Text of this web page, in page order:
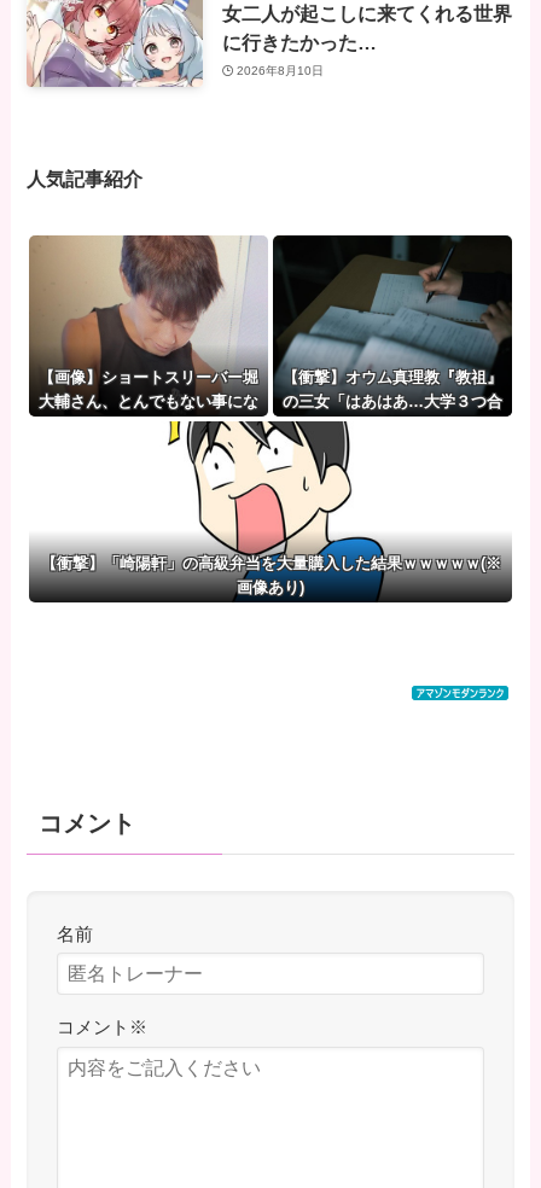
女二人が起こしに来てくれる世界
に行きたかった…
2026年8月10日
人気記事紹介
【画像】ショートスリーバー堀
大輔さん、とんでもない事にな
【衝撃】オウム真理教『教祖』
の三女「はあはあ…大学３つ合
格したぞ！！！」大学
「「「………」」」⇒！
【衝撃】「崎陽軒」の高級弁当を大量購入した結果ｗｗｗｗｗ(※
画像あり)
コメント
名前
コメント ※